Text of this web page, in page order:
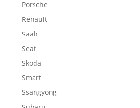
Porsche
Renault
Saab
Seat
Skoda
Smart
Ssangyong